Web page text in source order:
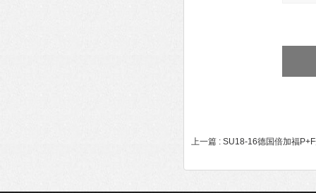
上一篇 : SU18-16德国倍加福